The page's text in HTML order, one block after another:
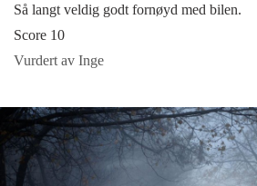
Så langt veldig godt fornøyd med bilen.
Score 10
Vurdert av Inge